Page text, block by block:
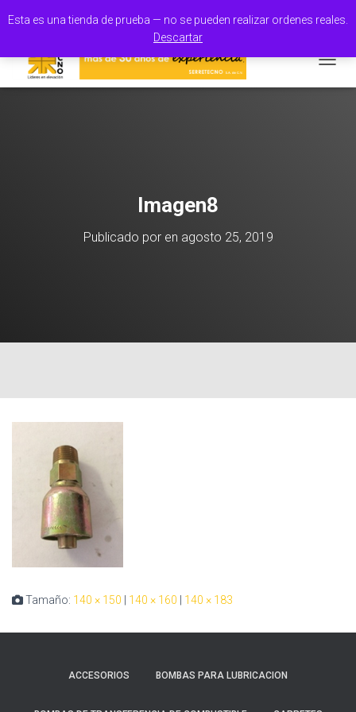
Esta es una tienda de prueba — no se pueden realizar ordenes reales.
Descartar
100% Orgullo Mexicano
Imagen8
Publicado por en agosto 25, 2019
Tamaño: 140 × 150 140 × 160 140 × 183
ACCESORIOS BOMBAS PARA LUBRICACION